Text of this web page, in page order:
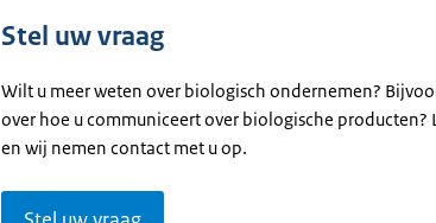
Stel uw vraag
Wilt u meer weten over biologisch ondernemen?
over hoe u communiceert over biologische producten?
en wij nemen contact met u op.